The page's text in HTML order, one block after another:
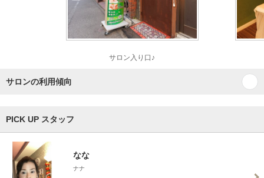
サロン入り口♪
サロンの利用傾向
PICK UP スタッフ
なな
ナナ